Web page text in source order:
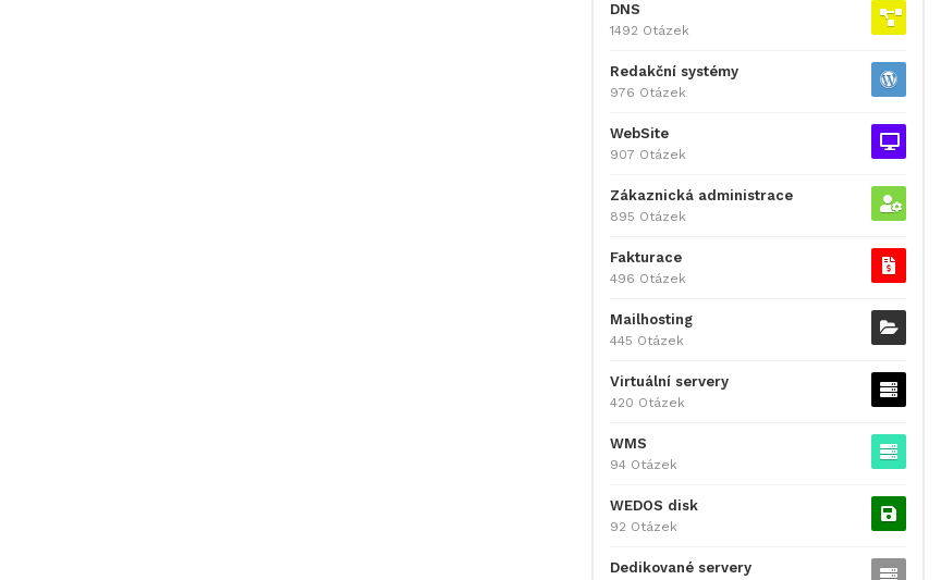
DNS
1492 Otázek
Redakční systémy
976 Otázek
WebSite
907 Otázek
Zákaznická administrace
895 Otázek
Fakturace
496 Otázek
Mailhosting
445 Otázek
Virtuální servery
420 Otázek
WMS
94 Otázek
WEDOS disk
92 Otázek
Dedikované servery